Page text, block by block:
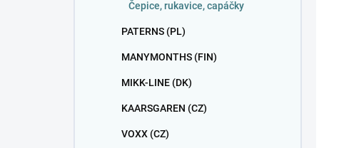
Čepice, rukavice, capáčky
PATERNS (PL)
MANYMONTHS (FIN)
MIKK-LINE (DK)
KAARSGAREN (CZ)
VOXX (CZ)